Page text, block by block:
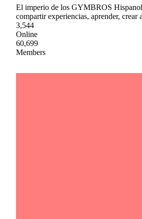
El imperio de los GYMBROS
compartir experiencias, aprender, crear
3,544
Online
60,699
Members